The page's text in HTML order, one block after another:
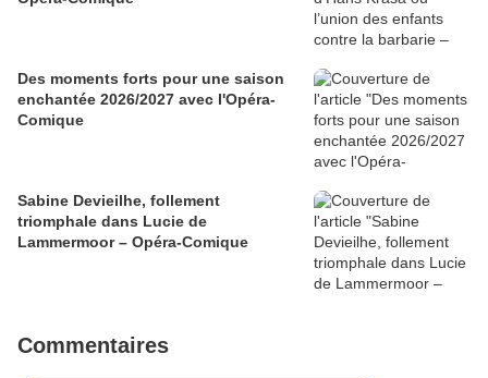
Des moments forts pour une saison
enchantée 2026/2027 avec l'Opéra-
Comique
Sabine Devieilhe, follement
triomphale dans Lucie de
Lammermoor – Opéra-Comique
Commentaires